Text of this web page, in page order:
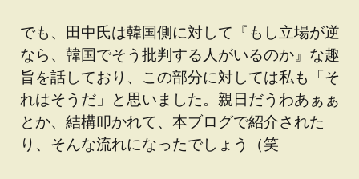
でも、田中氏は韓国側に対して『もし立場が逆
なら、韓国でそう批判する人がいるのか』な趣
旨を話しており、この部分に対しては私も「そ
れはそうだ」と思いました。親日だうわあぁぁ
とか、結構叩かれて、本ブログで紹介された
り、そんな流れになったでしょう（笑